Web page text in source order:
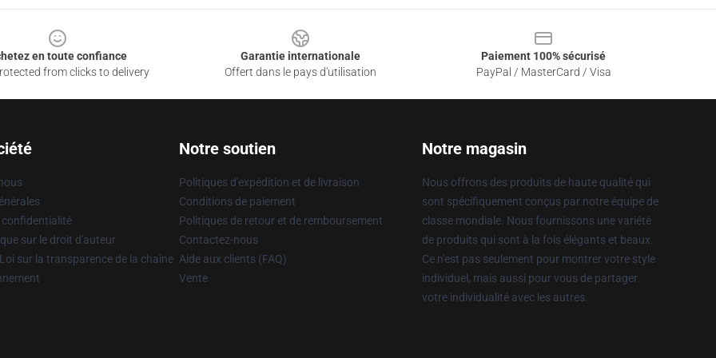
en toute confiance
from clicks to delivery
Garantie internationale
Offert dans le pays d'utilisation
Paiement 100% sécurisé
PayPal / MasterCard / Visa
confidentialité
sur le droit d'auteur
sur la transparence de la chaîne
Notre soutien
Politiques d'expédition et de livraison
Conditions de paiement
Politiques de retour et de remboursement
Contactez-nous
Aide aux clients (FAQ)
Vente
Notre magasin
Nous offrons des produits de haute qualité qui
sont spécifiquement conçus par notre équipe de
classe mondiale. Nous fournissons une variété
de produits qui sont à la fois élégants et beaux.
Ce n'est pas seulement pour montrer votre style
individuel, mais aussi pour vous de partager
votre individualité avec les autres.